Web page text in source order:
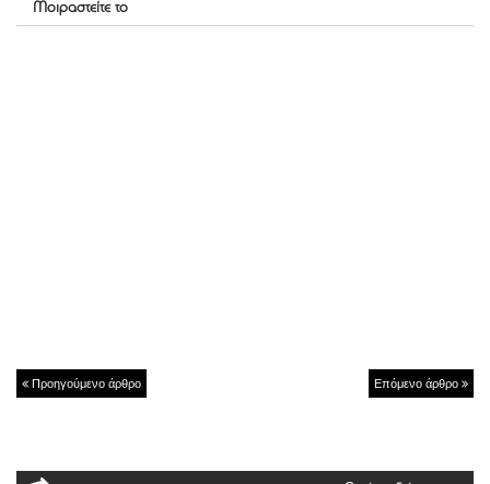
Μοιραστείτε το
Προηγούμενο άρθρο Επόμενο άρθρο